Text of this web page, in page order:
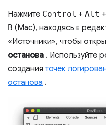
Нажмите Control + Alt +
B (Mac), находясь в
«Источники», чтобы
останова . Используйте
создания точек
останова .